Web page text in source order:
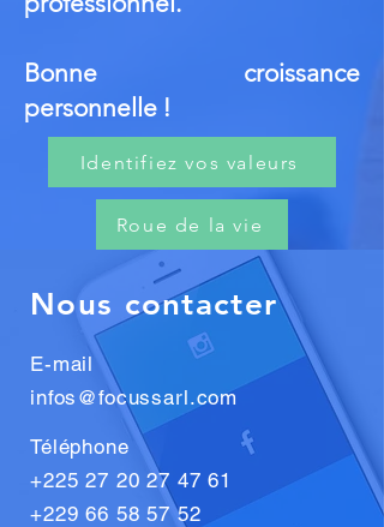
Bonne croissance
personnelle !
Identifiez vos valeurs
Roue de la vie
Nous contacter
E-mail
infos@focussarl.com
Téléphone
+225 27 20 27 47 61
+229 66 58 57 52